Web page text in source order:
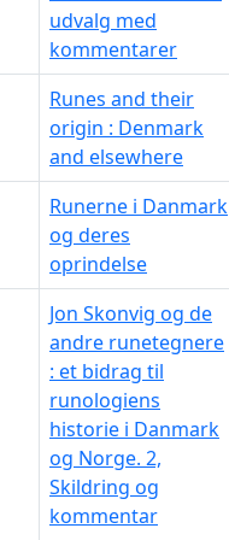
udvalg med
kommentarer
Runes and their
origin : Denmark
and elsewhere
Runerne i Danmark
og deres
oprindelse
Jon Skonvig og de
andre runetegnere
: et bidrag til
runologiens
historie i Danmark
og Norge. 2,
Skildring og
kommentar